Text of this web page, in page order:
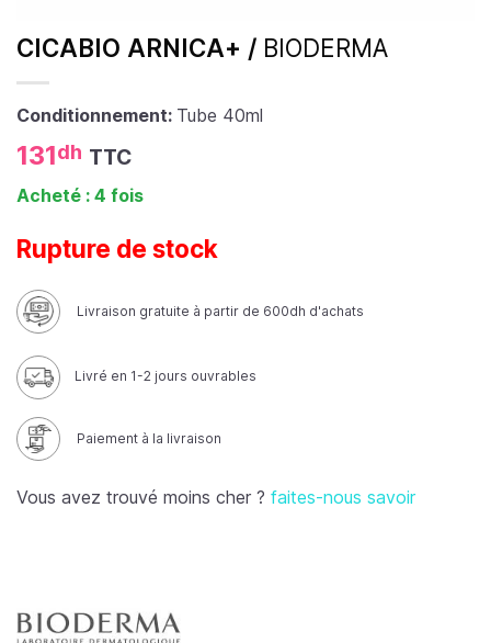
CICABIO ARNICA+ / BIODERMA
Conditionnement: Tube 40ml
131dh TTC
Acheté : 4 fois
Rupture de stock
Livraison gratuite à partir de 600dh d'achats
Livré en 1-2 jours ouvrables
Paiement à la livraison
Vous avez trouvé moins cher ? faites-nous savoir